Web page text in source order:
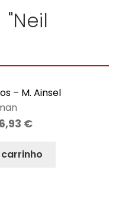
– M. Ainsel
€